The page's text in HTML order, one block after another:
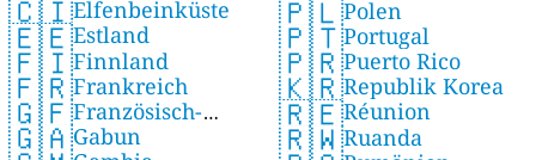
🇨🇮Elfenbeinküste
🇪🇪Estland
🇫🇮Finnland
🇫🇷Frankreich
🇬🇫Französisch-
Guayana
🇬🇦Gabun
🇵🇱Polen
🇵🇹Portugal
🇵🇷Puerto Rico
🇰🇷Republik Korea
🇷🇪Réunion
🇷🇼Ruanda